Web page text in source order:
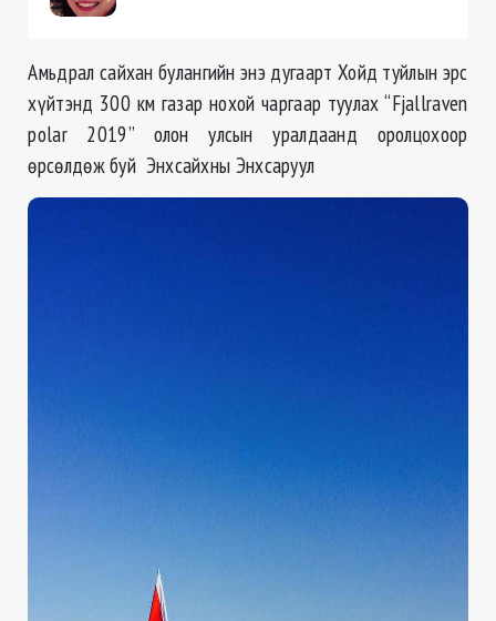
Амьдрал сайхан булангийн энэ дугаарт Хойд туйлын эрс
хүйтэнд 300 км газар нохой чаргаар туулах “Fjallraven
polar 2019” олон улсын уралдаанд оролцохоор
өрсөлдөж буй Энхсайхны Энхсаруул